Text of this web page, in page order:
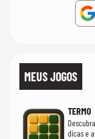
MEUS JOGOS
TERMO
dicas e